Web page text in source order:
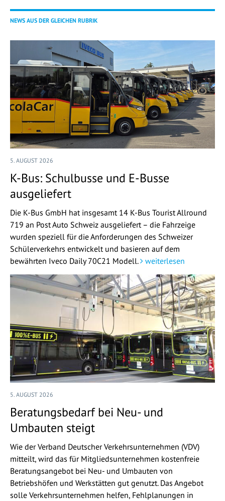
NEWS AUS DER GLEICHEN RUBRIK
5. AUGUST 2026
K-Bus: Schulbusse und E-Busse
ausgeliefert
Die K-Bus GmbH hat insgesamt 14 K-Bus Tourist Allround
719 an Post Auto Schweiz ausgeliefert – die Fahrzeige
wurden speziell für die Anforderungen des Schweizer
Schülerverkehrs entwickelt und basieren auf dem
bewährten Iveco Daily 70C21 Modell.
weiterlesen
5. AUGUST 2026
Beratungsbedarf bei Neu- und
Umbauten steigt
Wie der Verband Deutscher Verkehrsunternehmen (VDV)
mitteilt, wird das für Mitgliedsunternehmen kostenfreie
Beratungsangebot bei Neu- und Umbauten von
Betriebshöfen und Werkstätten gut genutzt. Das Angebot
solle Verkehrsunternehmen helfen, Fehlplanungen in